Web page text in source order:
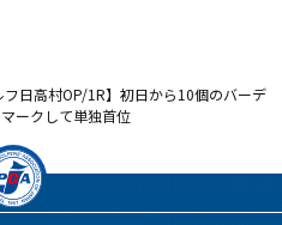
フ日高村OP/1R】初日から10個のバーデ
ークして単独首位